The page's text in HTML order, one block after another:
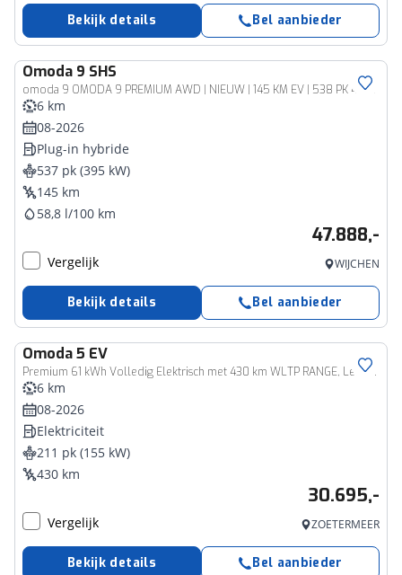
Bekijk details Bel aanbieder
Omoda 9 SHS
omoda 9 OMODA 9 PREMIUM AWD | NIEUW | 145 KM EV | 538 PK 4WD 4X4
6 km
08-2026
Plug-in hybride
537 pk (395 kW)
145 km
58,8 l/100 km
47.888,-
Vergelijk WIJCHEN
Bekijk details Bel aanbieder
Omoda5 EV
Premium 61 kWh Volledig Elektrisch met 430 km WLTP RANGE, Lederen bekleding en Stoelverwarming Nog 1 leverbaar uit voorraad met dit prijsvoordeel a € 3.000,=
6 km
08-2026
Elektriciteit
211 pk (155 kW)
430 km
30.695,-
Vergelijk ZOETERMEER
Bekijk details Bel aanbieder